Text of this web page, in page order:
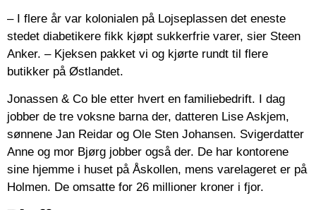
– I flere år var kolonialen på Lojseplassen det eneste
stedet diabetikere fikk kjøpt sukkerfrie varer, sier Steen
Anker. – Kjeksen pakket vi og kjørte rundt til flere
butikker på Østlandet.
Jonassen & Co ble etter hvert en familiebedrift. I dag
jobber de tre voksne barna der, datteren Lise Askjem,
sønnene Jan Reidar og Ole Sten Johansen. Svigerdatter
Anne og mor Bjørg jobber også der. De har kontorene
sine hjemme i huset på Åskollen, mens varelageret er på
Holmen. De omsatte for 26 millioner kroner i fjor.